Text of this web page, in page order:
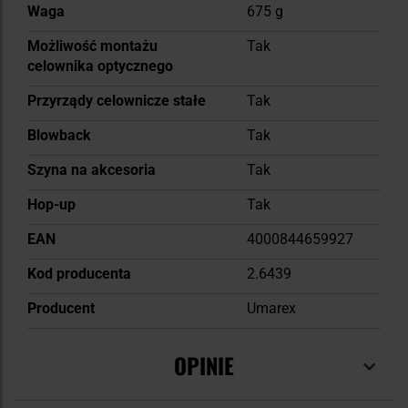
Waga
675 g
Możliwość montażu
celownika optycznego
Tak
Przyrządy celownicze stałe
Tak
Blowback
Tak
Szyna na akcesoria
Tak
Hop-up
Tak
EAN
4000844659927
Kod producenta
2.6439
Producent
Umarex
OPINIE